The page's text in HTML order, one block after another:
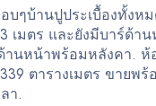
ๆบ้านปูประเบื้องทั้งห
เมตร และยังมีบาร์ด้า
านหน้าพร้อมหลังคา.
ตารางเมตร ขายพร้
า.